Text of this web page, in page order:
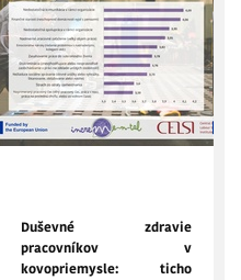
Duševné zdravie
pracovníkov v
kovopriemysle: ticho